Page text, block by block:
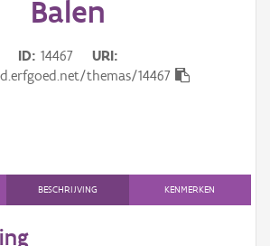
Balen
ID 14467
URI
themas/14467
BESCHRIJVING KENMERKEN